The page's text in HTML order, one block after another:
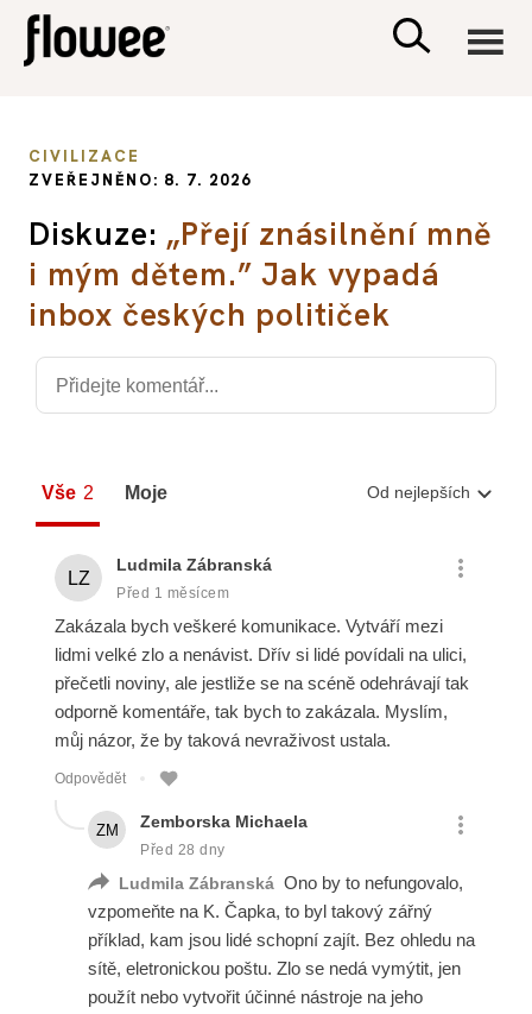
PSYCHOLOGIE
SEX A VZTAHY
CIVILIZACE
ZVEŘEJNĚNO: 8. 7. 2026
Diskuze: „Přejí znásilnění mně
i mým dětem.” Jak vypadá
inbox českých političek